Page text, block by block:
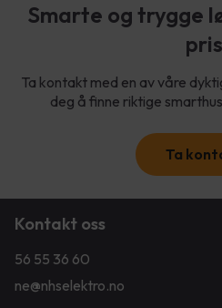
Smarte og trygge
pris
Ta kontakt med en av våre
deg å finne riktige
Ta
Kontakt oss
56 55 36 60
ne@nhselektro.no